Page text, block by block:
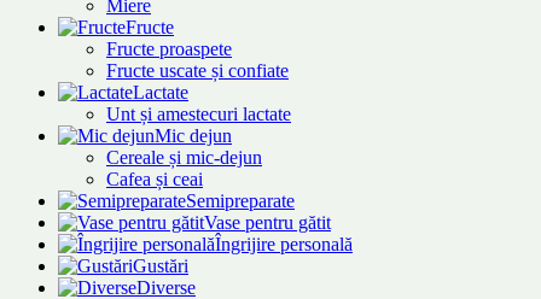
Miere
Fructe
Fructe proaspete
Fructe uscate și confiate
Lactate
Unt și amestecuri lactate
Mic dejun
Cereale și mic-dejun
Cafea și ceai
Semipreparate
Vase pentru gătit
Îngrijire personală
Gustări
Diverse